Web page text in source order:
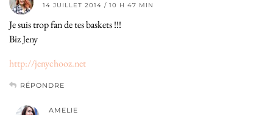
14 JUILLET 2014 / 10 H 47 MIN
Je suis trop fan de tes baskets !!!
Biz Jeny
http://jenychooz.net
RÉPONDRE
AMELIE